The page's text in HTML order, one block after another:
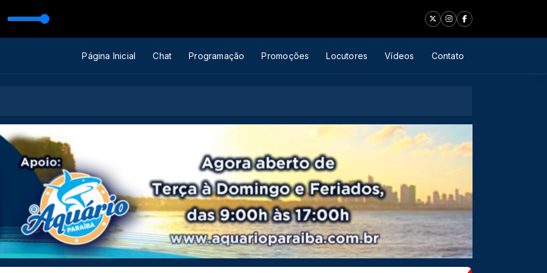
kbps)
Página Inicial Chat Programação Promoções Locutores Vídeos Contato